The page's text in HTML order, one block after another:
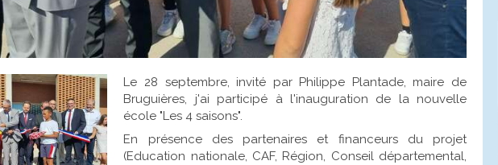
Le 28 septembre, invité par Philippe Plantade, maire de
Bruguières, j'ai participé à l'inauguration de la nouvelle
école "Les 4 saisons".
En présence des partenaires et financeurs du projet
(Education nationale, CAF, Région, Conseil départemental,